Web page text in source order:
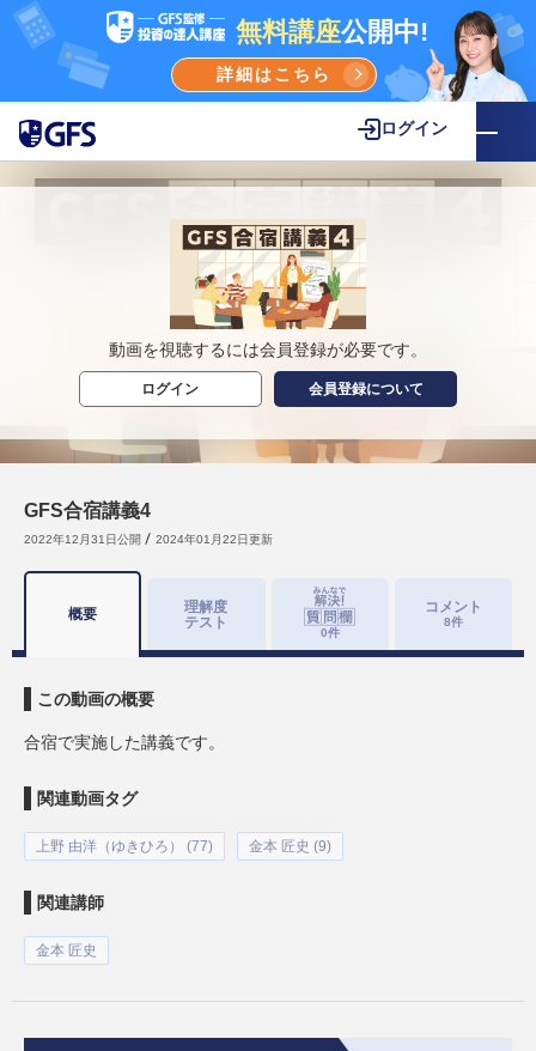
無料講座公開中!
詳細はこちら
ログイン
動画を視聴するには会員登録が必要です。
ログイン 会員登録について
GFS合宿講義4
2022年12月31日公開 2024年01月22日更新
概要
理解度
テスト
0件
コメント
8件
この動画の概要
合宿で実施した講義です。
関連動画タグ
上野 由洋（ゆきひろ） (77) 金本 匠史 (9)
関連講師
金本 匠史